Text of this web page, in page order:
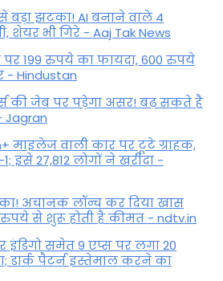
बड़ा झटका! AI बनाने वाले 4
शेयर भी गिरे - Aaj Tak News
199 रुपये का फायदा, 600 रुपये
Hindustan
की जेब पर पड़ेगा असर! बढ़ सकते हैं
Jagran
माइलेज वाली कार पर टूटे ग्राहक,
इसे 27,812 लोगों ने खरीदा -
अचानक लॉन्च कर दिया खास
से शुरू होती है कीमत - ndtv.in
इंडिगो समेत 9 एप्स पर लगा 20
डार्क पैटर्न इस्तेमाल करने का